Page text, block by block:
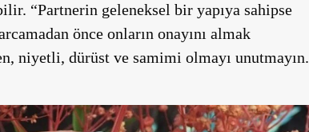
“Partnerin geleneksel bir yapıya sahipse
önce onların onayını almak
niyetli, dürüst ve samimi olmayı unutmayın.